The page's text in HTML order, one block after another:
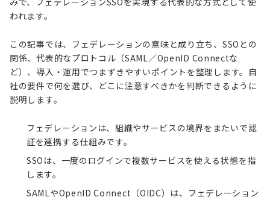
われます。
この記事では、フェデレーションの意味と成り立ち、SSOとの
関係、代表的なプロトコル（SAML／OpenID Connectな
ど）、導入・運用でつまずきやすいポイントを整理します。自
社の要件で何を選び、どこに注意すべきかを判断できるように
説明します。
フェデレーションは、組織やサービスの境界をまたいで認
証を連携する仕組みです。
SSOは、一度のログインで複数サービスを使える状態を指
します。
SAMLやOpenID Connect（OIDC）は、フェデレーション